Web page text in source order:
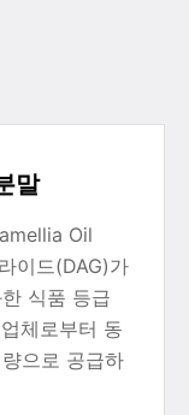
말
Oil
이드(DAG)가
식품 등급
체로부터 동
으로 공급하